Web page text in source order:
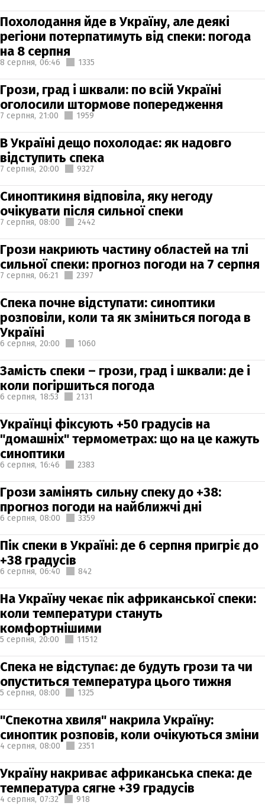
Похолодання йде в Україну, але деякі
регіони потерпатимуть від спеки: погода
на 8 серпня
8 серпня, 06:46 1335
Грози, град і шквали: по всій Україні
оголосили штормове попередження
7 серпня, 21:00 1959
В Україні дещо похолодає: як надовго
відступить спека
7 серпня, 20:00 9327
Синоптикиня відповіла, яку негоду
очікувати після сильної спеки
7 серпня, 08:00 2442
Грози накриють частину областей на тлі
сильної спеки: прогноз погоди на 7 серпня
7 серпня, 06:21 2397
Спека почне відступати: синоптики
розповіли, коли та як зміниться погода в
Україні
6 серпня, 20:00 1060
Замість спеки – грози, град і шквали: де і
коли погіршиться погода
6 серпня, 18:53 2131
Українці фіксують +50 градусів на
"домашніх" термометрах: що на це кажуть
синоптики
6 серпня, 16:46 2383
Грози замінять сильну спеку до +38:
прогноз погоди на найближчі дні
6 серпня, 08:00 3359
Пік спеки в Україні: де 6 серпня пригріє до
+38 градусів
6 серпня, 06:40 842
На Україну чекає пік африканської спеки:
коли температури стануть
комфортнішими
5 серпня, 20:00 11512
Спека не відступає: де будуть грози та чи
опуститься температура цього тижня
5 серпня, 08:00 1325
"Спекотна хвиля" накрила Україну:
синоптик розповів, коли очікуються зміни
4 серпня, 08:00 2351
Україну накриває африканська спека: де
температура сягне +39 градусів
4 серпня, 07:32 918